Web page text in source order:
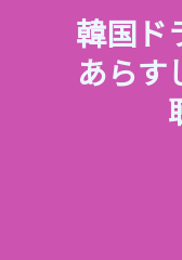
韓国ド
あらす